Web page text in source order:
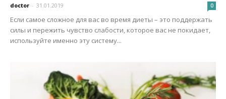
doctor - 31.01.2019 0
Если самое сложное для вас во время диеты – это поддержать
силы и пережить чувство слабости, которое вас не покидает,
используйте именно эту систему...